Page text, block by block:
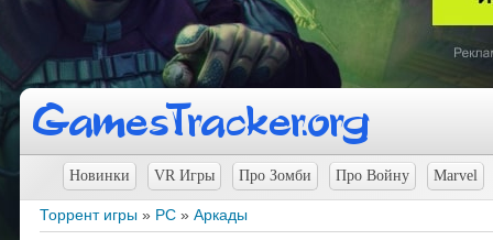
Новинки VR Игры Про Зомби Про Войну Marvel
Торрент игры » PC » Аркады